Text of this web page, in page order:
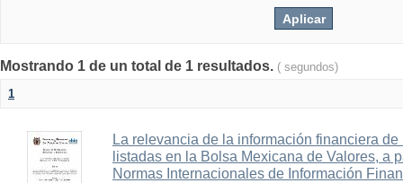
Mostrando 1 de un total de 1 resultados. ( segundos)
1
La relevancia de la información financiera
listadas en la Bolsa Mexicana de Valores, a
Normas Internacionales de Información